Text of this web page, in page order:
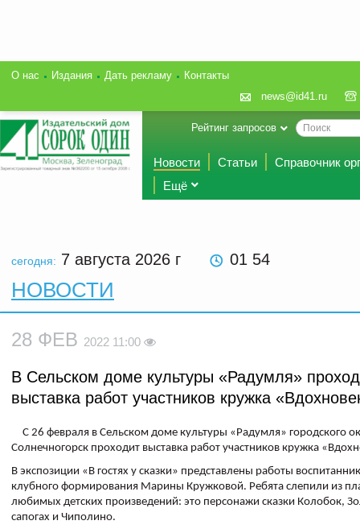
О нас Издания Дать рекламу
Контакты
news@id41.ru
Рейтинг запросов
Новости Статьи
Справочник
Ещё
сегодня: 7 августа 2026 г 01 54
НОВОСТИ
28 ФЕВ 2022 11:00
В Сельском доме культуры «Радумля»
выставка работ участников кружка
С 26 февраля в Сельском доме культуры «Радумля» городского
Солнечногорск проходит выставка работ участников кружка
В экспозиции «В гостях у сказки» представлены работы
клубного формирования Марины Кружковой. Ребята слепили из
любимых детских произведений: это персонажи сказки Колобок,
сапогах и Чиполино.